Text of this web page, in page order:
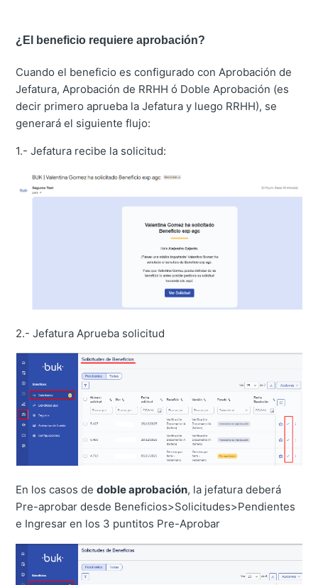
¿El beneficio requiere aprobación?
Cuando el beneficio es configurado con Aprobación de
Jefatura, Aprobación de RRHH ó Doble Aprobación (es
decir primero aprueba la Jefatura y luego RRHH), se
generará el siguiente flujo:
1.- Jefatura recibe la solicitud:
2.- Jefatura Aprueba solicitud
En los casos dedoble aprobación, la jefatura deberá
Pre-aprobar desde Beneficios>Solicitudes>Pendientes
e Ingresar en los 3 puntitos Pre-Aprobar